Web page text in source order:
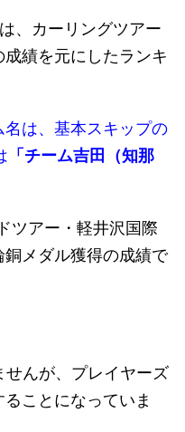
、カーリングツアー
績を元にしたランキ
は、基本スキップの
「チーム吉田（知那
ツアー・軽井沢国際
メダル獲得の成績で
せんが、プレイヤーズ
ことになっていま